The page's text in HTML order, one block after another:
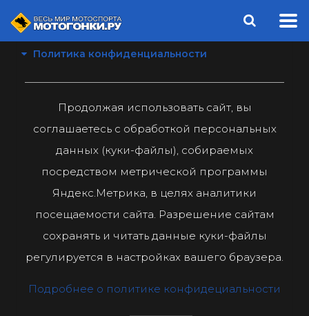
Политика конфиденциальности
Продолжая использовать сайт, вы
соглашаетесь с обработкой персональных
данных (куки-файлы), собираемых
посредством метрической программы
Яндекс.Метрика, в целях аналитики
посещаемости сайта. Разрешение сайтам
сохранять и читать данные куки-файлы
регулируется в настройках вашего браузера.
Подробнее о политике конфидециальности